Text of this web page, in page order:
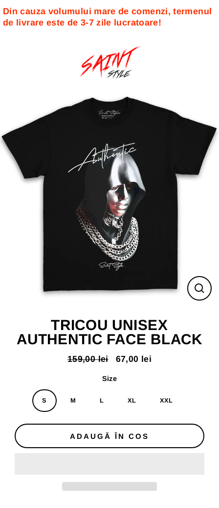
Din cauza volumului mare de comenzi, termenul
de livrare este de 3-7 zile lucratoare!
TRICOU UNISEX
AUTHENTIC FACE BLACK
Pret
159,00 leiPret67,00 lei
Size
S M L XL XXL
ADAUGĂ ÎN COS